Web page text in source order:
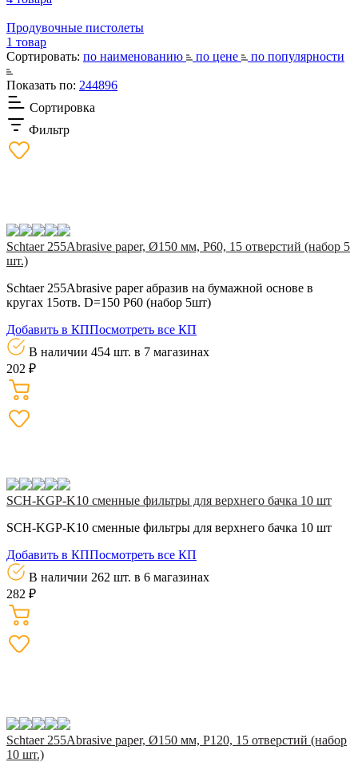
Продувочные пистолеты
1 товар
Сортировать: по наименованию по цене по популярности
Показать по: 244896
Сортировка
Фильтр
Schtaer 255Abrasive paper, Ø150 мм, Р60, 15 отверстий (набор 5
шт.)
Schtaer 255Abrasive paper абразив на бумажной основе в
кругах 15отв. D=150 Р60 (набор 5шт)
Добавить в КППосмотреть все КП
В наличии 454 шт. в 7 магазинах
202 ₽
SCH-KGP-K10 сменные фильтры для верхнего бачка 10 шт
SCH-KGP-K10 сменные фильтры для верхнего бачка 10 шт
Добавить в КППосмотреть все КП
В наличии 262 шт. в 6 магазинах
282 ₽
Schtaer 255Abrasive paper, Ø150 мм, Р120, 15 отверстий (набор
10 шт.)